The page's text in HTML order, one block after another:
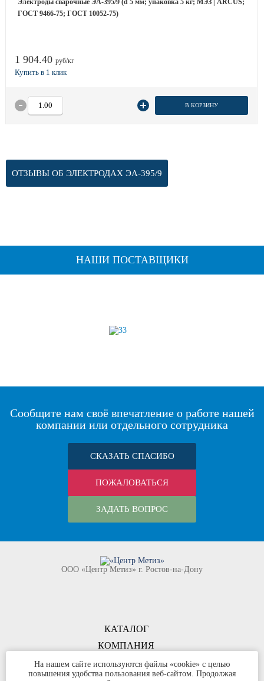
Электроды сварочные ЭА-395/9 (d 5 мм; упаковка 5 кг; МЭЗ | ARCUS;
ГОСТ 9466-75; ГОСТ 10052-75)
1 904.40 руб/кг
В КОРЗИНУ
ОТЗЫВЫ ОБ ЭЛЕКТРОДАХ ЭА-395/9
НАШИ ПОСТАВЩИКИ
Сообщите нам своё впечатление о работе нашей
компании или отдельного сотрудника
СКАЗАТЬ СПАСИБО
ПОЖАЛОВАТЬСЯ
ЗАДАТЬ ВОПРОС
КОМПАНИЯ
ООО «Центр Метиз» г. Ростов-на-Дону
КАТАЛОГ
КОНТАКТЫ
©ООО «Центр Метиз» 2000-2026
На нашем сайте используются файлы «cookie» с целью
повышения удобства пользования веб-сайтом. Продолжая